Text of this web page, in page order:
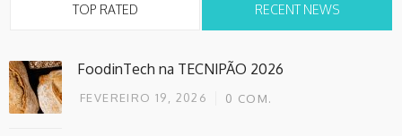
TOP RATED RECENT NEWS
FoodinTech na TECNIPÃO 2026
FEVEREIRO 19, 2026 0 COM.